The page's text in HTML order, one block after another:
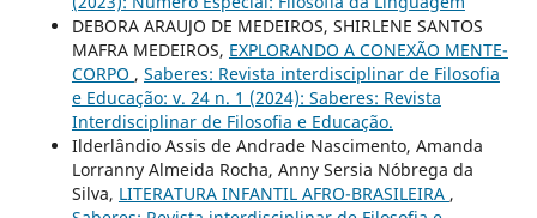
DEBORA ARAUJO DE MEDEIROS, SHIRLENE SANTOS
MAFRA MEDEIROS, EXPLORANDO A CONEXÃO MENTE-
CORPO , Saberes: Revista interdisciplinar de Filosofia
e Educação: v. 24 n. 1 (2024): Saberes: Revista
Interdisciplinar de Filosofia e Educação.
Ilderlândio Assis de Andrade Nascimento, Amanda
Lorranny Almeida Rocha, Anny Sersia Nóbrega da
Silva, LITERATURA INFANTIL AFRO-BRASILEIRA ,